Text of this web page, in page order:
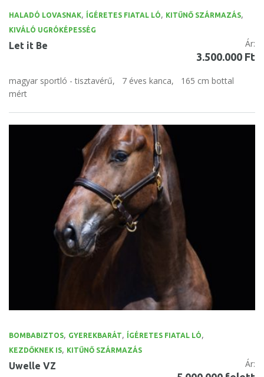
HALADÓ LOVASNAK, ÍGÉRETES FIATAL LÓ, KITŰNŐ SZÁRMAZÁS,
KIVÁLÓ UGRÓKÉPESSÉG
Let it Be Ár:
3.500.000 Ft
magyar sportló - tisztavérű, 7 éves kanca,
165 cm bottal
mért
BOMBABIZTOS, GYEREKBARÁT, ÍGÉRETES FIATAL LÓ,
KEZDŐKNEK IS, KITŰNŐ SZÁRMAZÁS
Uwelle VZ Ár: